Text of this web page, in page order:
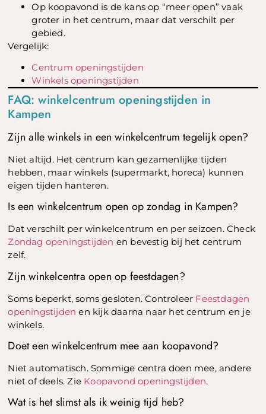
Op koopavond is de kans op “meer open” vaak
groter in het centrum, maar dat verschilt per
gebied.
Vergelijk:
Centrum openingstijden
Winkels openingstijden
FAQ: winkelcentrum openingstijden in
Kampen
Zijn alle winkels in een winkelcentrum tegelijk open?
Niet altijd. Het centrum kan gezamenlijke tijden
hebben, maar winkels (supermarkt, horeca) kunnen
eigen tijden hanteren.
Is een winkelcentrum open op zondag in Kampen?
Dat verschilt per winkelcentrum en per seizoen. Check
Zondag openingstijden en bevestig bij het centrum
zelf.
Zijn winkelcentra open op feestdagen?
Soms beperkt, soms gesloten. Controleer Feestdagen
openingstijden en kijk daarna naar het centrum en je
winkels.
Doet een winkelcentrum mee aan koopavond?
Niet automatisch. Sommige centra doen mee, andere
niet of deels. Zie Koopavond openingstijden.
Wat is het slimst als ik weinig tijd heb?